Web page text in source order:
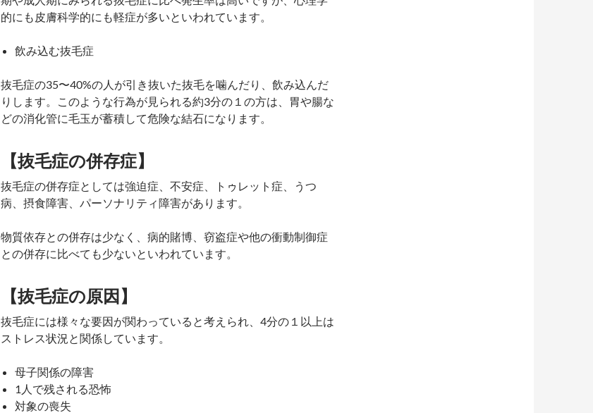
的にも皮膚科学的にも軽症が多いといわれています。
飲み込む抜毛症
抜毛症の35〜40%の人が引き抜いた抜毛を噛んだり、飲み込んだ
りします。このような行為が見られる約3分の１の方は、胃や腸な
どの消化管に毛玉が蓄積して危険な結石になります。
【抜毛症の併存症】
抜毛症の併存症としては強迫症、不安症、トゥレット症、うつ
病、摂食障害、パーソナリティ障害があります。
物質依存との併存は少なく、病的賭博、窃盗症や他の衝動制御症
との併存に比べても少ないといわれています。
【抜毛症の原因】
抜毛症には様々な要因が関わっていると考えられ、4分の１以上は
ストレス状況と関係しています。
母子関係の障害
1人で残される恐怖
対象の喪失